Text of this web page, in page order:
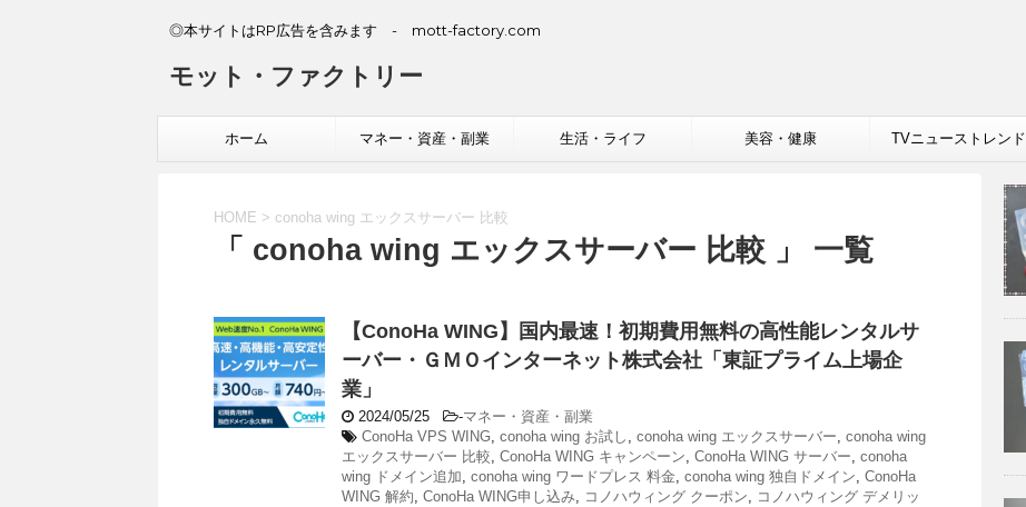
◎本サイトはRP広告を含みます - mott-factory.com
モット・ファクトリー
ホーム マネー・資産・副業 生活・ライフ 美容・健康 TVニューストレンド
HOME > conoha wing エックスサーバー 比較
「 conoha wing エックスサーバー 比較 」 一覧
【ConoHa WING】国内最速！初期費用無料の高性能レンタルサ
ーバー・ＧＭＯインターネット株式会社「東証プライム上場企
業」
2024/05/25 -マネー・資産・副業
ConoHa VPS WING, conoha wing お試し , conoha wing エックスサーバー, conoha wing
エックスサーバー 比較, ConoHa WING キャンペーン, ConoHa WING サーバー, conoha
wing ドメイン追加, conoha wing ワードプレス 料金, conoha wing 独自ドメイン, ConoHa
WING 解約, ConoHa WING申し込み, コノハウィング クーポン, コノハウィング デメリッ